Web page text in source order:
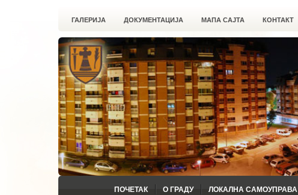
ГАЛЕРИЈА ДОКУМЕНТАЦИЈА МАПА САЈТА КОНТАКТ
ПОЧЕТАК О ГРАДУ ЛОКАЛНА САМОУПРАВА